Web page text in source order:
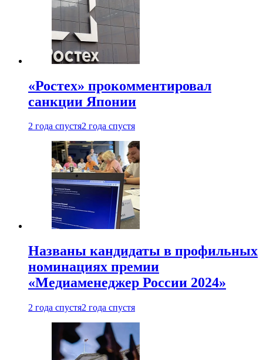
«Ростех» прокомментировал
санкции Японии
2 года спустя2 года спустя
Названы кандидаты в профильных
номинациях премии
«Медиаменеджер России 2024»
2 года спустя2 года спустя